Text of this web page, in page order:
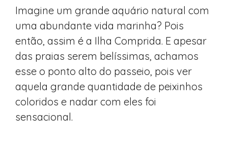
Imagine um grande aquário natural com
uma abundante vida marinha? Pois
então, assim é a Ilha Comprida. E apesar
das praias serem belíssimas, achamos
esse o ponto alto do passeio, pois ver
aquela grande quantidade de peixinhos
coloridos e nadar com eles foi
sensacional.